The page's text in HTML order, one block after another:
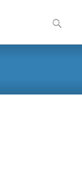
to
content
por: